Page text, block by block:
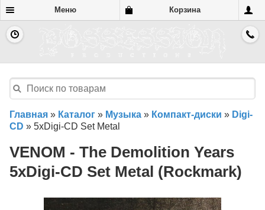
Меню Корзина
Главная » Каталог » Музыка » Компакт-диски » Digi-
CD » 5xDigi-CD Set Metal
VENOM - The Demolition Years
5xDigi-CD Set Metal (Rockmark)